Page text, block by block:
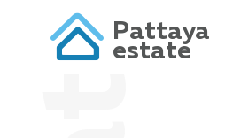
Pattaya
estate